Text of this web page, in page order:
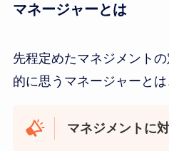
マネージャーとは
先程定めたマネジメント
的に思うマネージャーとは
マネジメントに